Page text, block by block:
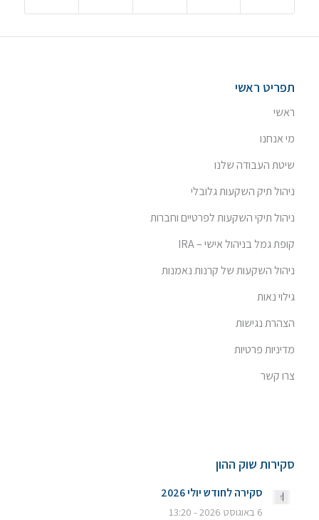
תפריט ראשי
ראשי
מי אנחנו
שיטת העבודה שלנו
ניהול תיק השקעות גלובלי
ניהול תיקי השקעות לפרטיים וחברות
קופת גמל בניהול אישי – IRA
ניהול השקעות של קרנות נאמנות
גילוי נאות
הצהרת נגישות
מדיניות פרטיות
צרו קשר
סקירות שוק ההון
סקירה לחודש יולי 2026
6 באוגוסט 2026 - 13:20